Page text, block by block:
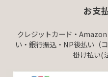
お支
クレジットカード・
い・銀行振込・NP後払い（
掛け払い(